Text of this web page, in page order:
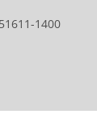
1400